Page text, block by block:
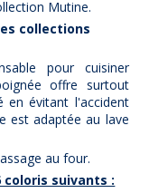
Mutine.
collections
pour cuisiner
offre surtout
en évitant l'accident
est adaptée au lave
au four.
suivants :